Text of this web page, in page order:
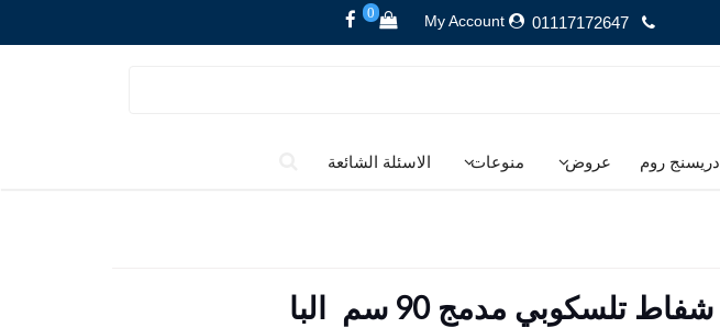
01117172647
My Account
0
دريسنج روم عروض منوعات الاسئلة الشائعة
شفاط تلسكوبي مدمج 90 سم البا